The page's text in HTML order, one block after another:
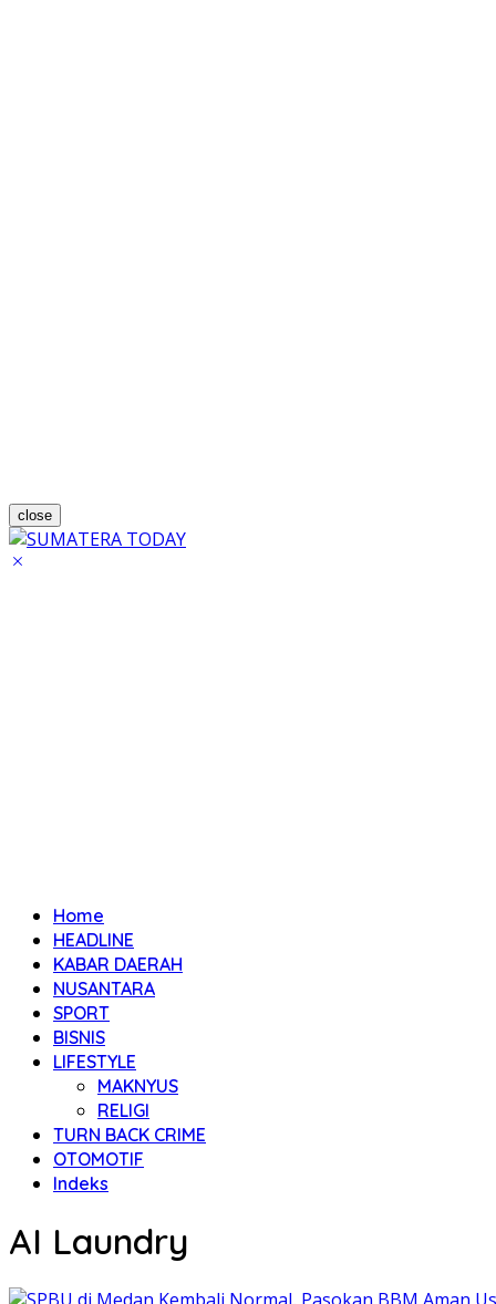
close
Home
HEADLINE
KABAR DAERAH
NUSANTARA
SPORT
BISNIS
LIFESTYLE
MAKNYUS
RELIGI
TURN BACK CRIME
OTOMOTIF
Indeks
AI Laundry